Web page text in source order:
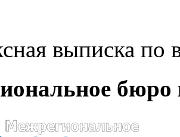
выписка
бюро